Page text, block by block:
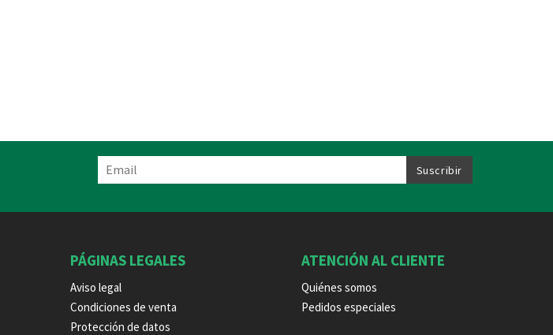
PÁGINAS LEGALES
Aviso legal
Condiciones de venta
Protección de datos
ATENCIÓN AL CLIENTE
Quiénes somos
Pedidos especiales